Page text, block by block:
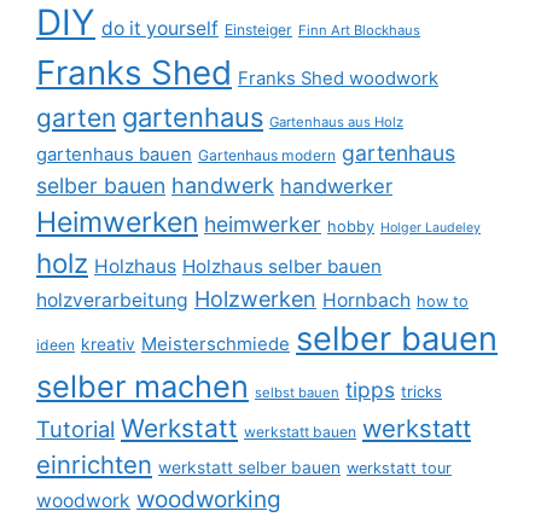
DIY do it yourself Einsteiger Finn Art Blockhaus
Franks Shed Franks Shed woodwork
garten gartenhaus Gartenhaus aus Holz
gartenhaus bauen Gartenhaus modern gartenhaus
selber bauen handwerk handwerker
Heimwerken heimwerker hobby Holger Laudeley
holz Holzhaus Holzhaus selber bauen
holzverarbeitung Holzwerken Hornbach how to
ideen kreativ Meisterschmiede selber bauen
selber machen selbst bauen tipps tricks
Tutorial Werkstatt werkstatt bauen werkstatt
einrichten werkstatt selber bauen werkstatt tour
woodwork woodworking